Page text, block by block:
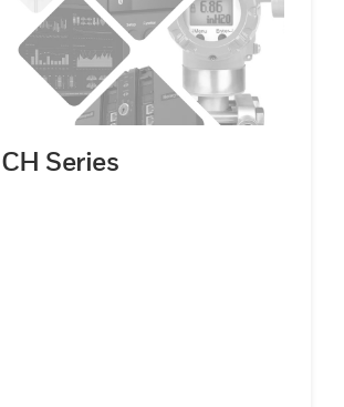
CH Series